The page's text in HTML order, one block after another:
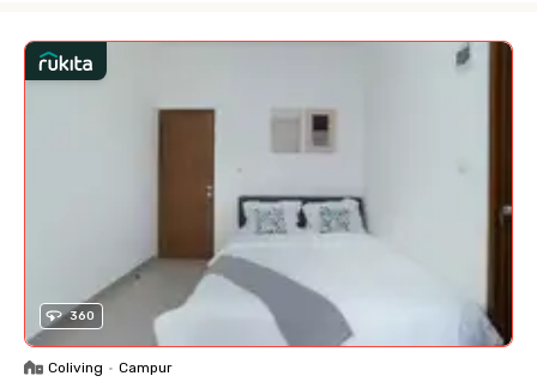
360
Coliving • Campur